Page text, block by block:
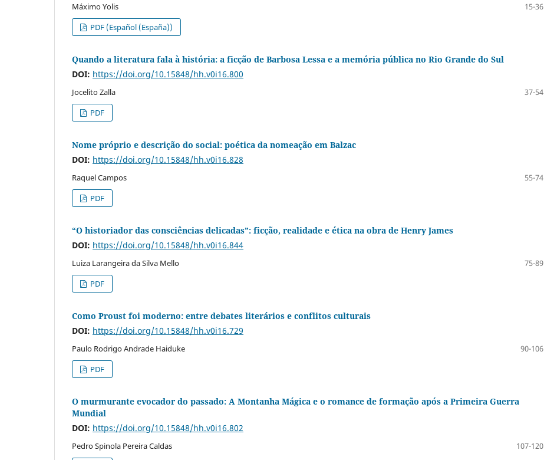
Máximo Yolis
15-36
PDF (Español (España))
Quando a literatura fala à história: a ficção de Barbosa Lessa e a memória pública no Rio Grande do Sul
DOI: https://doi.org/10.15848/hh.v0i16.800
Jocelito Zalla
37-54
PDF
Nome próprio e descrição do social: poética da nomeação em Balzac
DOI: https://doi.org/10.15848/hh.v0i16.828
Raquel Campos
55-74
PDF
“O historiador das consciências delicadas”: ficção, realidade e ética na obra de Henry James
DOI: https://doi.org/10.15848/hh.v0i16.844
Luiza Larangeira da Silva Mello
75-89
PDF
Como Proust foi moderno: entre debates literários e conflitos culturais
DOI: https://doi.org/10.15848/hh.v0i16.729
Paulo Rodrigo Andrade Haiduke
90-106
PDF
O murmurante evocador do passado: A Montanha Mágica e o romance de formação após a Primeira Guerra
Mundial
DOI: https://doi.org/10.15848/hh.v0i16.802
Pedro Spinola Pereira Caldas
107-120